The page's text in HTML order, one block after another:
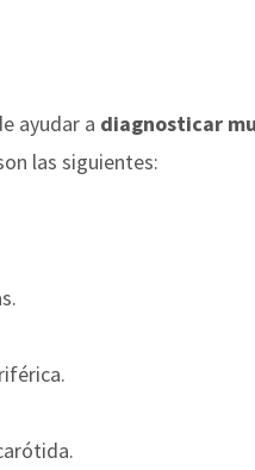
ayudar a diagnosticar
las siguientes: